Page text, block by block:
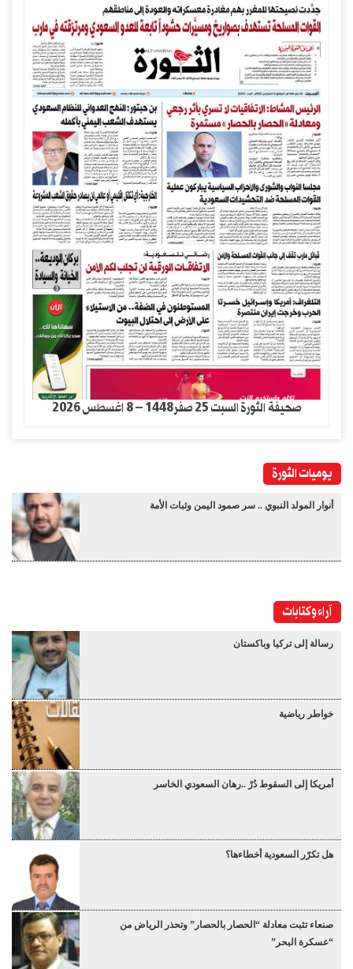
صحيفة الثورة السبت 25 صفر1448 – 8 اغسطس 2026
يوميات الثورة
أنوار المولد النبوي .. سر صمود اليمن وثبات الأمة
آراء وكتابات
رسالة إلى تركيا وباكستان
خواطر رياضية
أمريكا إلى السقوط دُرْ ..رهان السعودي الخاسر
هل تكرّر السعودية أخطاءها؟
صنعاء تثبت معادلة “الحصار بالحصار” وتحذر الرياض من
“عسكرة البحر”